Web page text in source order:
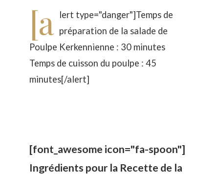
[a lert type="danger"]Temps de
préparation de la salade de
Poulpe Kerkennienne : 30 minutes
Temps de cuisson du poulpe : 45
minutes[/alert]
[font_awesome icon="fa-spoon"]
Ingrédients pour la Recette de la